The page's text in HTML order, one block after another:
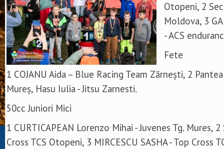
Otopeni, 2
Moldova, 3
- ACS
Fete
1 COJANU Aida – Blue Racing Team Zărnești, 2
Mureș, Hasu Iulia - Jitsu Zarnesti.
50cc Juniori Mici
1 CURTICAPEAN Lorenzo Mihai - Juvenes Tg. Mures, 2
Cross TCS Otopeni, 3 MIRCESCU SASHA - Top Cross